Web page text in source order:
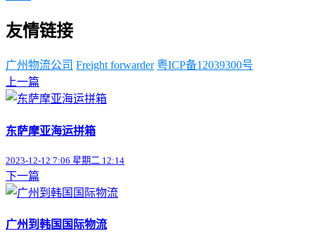
友情链接
广州物流公司 Freight forwarder 粤ICP备12039300号
上一篇
东萨摩亚海运拼箱
2023-12-12 7:06 星期二 12:14
下一篇
广州到韩国国际物流